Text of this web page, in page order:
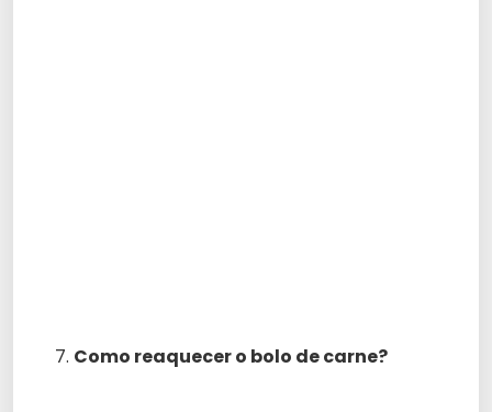
Como reaquecer o bolo de carne?